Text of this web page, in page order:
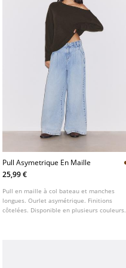
Pull Asymetrique En Maille
25,99 €
Pull en maille à col bateau et manches
longues. Ourlet asymétrique. Finitions
côtelées. Disponible en plusieurs couleurs.